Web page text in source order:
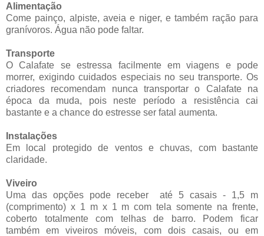
Alimentação
Come painço, alpiste, aveia e niger, e também ração para
granívoros. Água não pode faltar.
Transporte
O Calafate se estressa facilmente em viagens e pode
morrer, exigindo cuidados especiais no seu transporte. Os
criadores recomendam nunca transportar o Calafate na
época da muda, pois neste período a resistência cai
bastante e a chance do estresse ser fatal aumenta.
Instalações
Em local protegido de ventos e chuvas, com bastante
claridade.
Viveiro
Uma das opções pode receber até 5 casais - 1,5 m
(comprimento) x 1 m x 1 m com tela somente na frente,
coberto totalmente com telhas de barro. Podem ficar
também em viveiros móveis, com dois casais, ou em